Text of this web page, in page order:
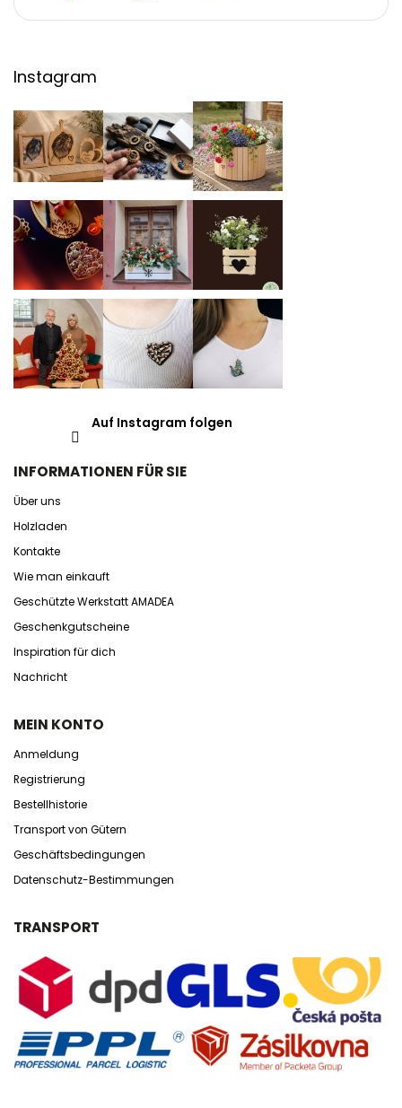
Instagram
Auf Instagram folgen
INFORMATIONEN FÜR SIE
Über uns
Holzladen
Kontakte
Wie man einkauft
Geschützte Werkstatt AMADEA
Geschenkgutscheine
Inspiration für dich
Nachricht
MEIN KONTO
Anmeldung
Registrierung
Bestellhistorie
Transport von Gütern
Geschäftsbedingungen
Datenschutz-Bestimmungen
TRANSPORT